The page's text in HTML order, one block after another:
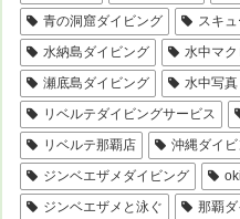
青の洞窟ダイビング
スキ
水納島ダイビング
水中マク
瀬底島ダイビング
水中写真
リベルテダイビングサービス
リベルテ那覇店
沖縄ダイ
ジンベエザメダイビング
ジンベエザメと泳ぐ
那覇